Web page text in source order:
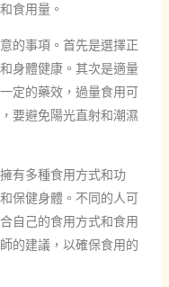
食用量。
的事項。首先是選擇正
身體健康。其次是適量
定的藥效，過量食用可
要避免陽光直射和潮濕
有多種食用方式和功
保健身體。不同的人可
自己的食用方式和食用
的建議，以確保食用的